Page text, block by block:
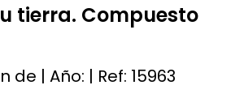
tierra. Compuesto
de | Año: | Ref: 15963